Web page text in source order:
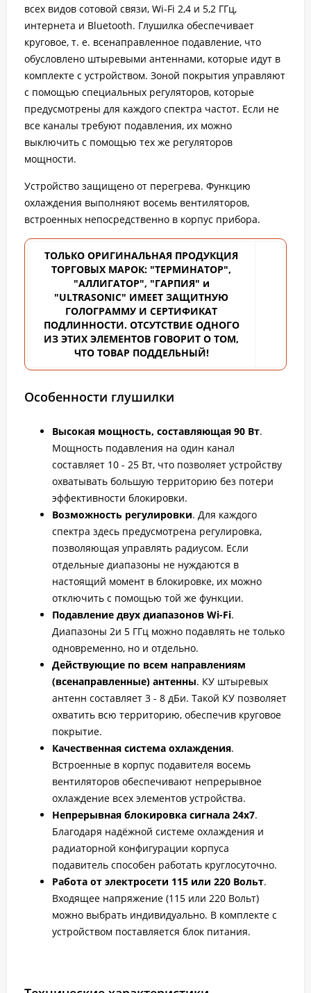
всех видов сотовой связи, Wi-Fi 2,4 и 5,2 ГГц,
интернета и Bluetooth. Глушилка обеспечивает
круговое, т. е. всенаправленное подавление, что
обусловлено штыревыми антеннами, которые идут в
комплекте с устройством. Зоной покрытия управляют
с помощью специальных регуляторов, которые
предусмотрены для каждого спектра частот. Если не
все каналы требуют подавления, их можно
выключить с помощью тех же регуляторов
мощности.
Устройство защищено от перегрева. Функцию
охлаждения выполняют восемь вентиляторов,
встроенных непосредственно в корпус прибора.
ТОЛЬКО ОРИГИНАЛЬНАЯ ПРОДУКЦИЯ
ТОРГОВЫХ МАРОК: "ТЕРМИНАТОР",
"АЛЛИГАТОР", "ГАРПИЯ" и
"ULTRASONIC" ИМЕЕТ ЗАЩИТНУЮ
ГОЛОГРАММУ И СЕРТИФИКАТ
ПОДЛИННОСТИ. ОТСУТСТВИЕ ОДНОГО
ИЗ ЭТИХ ЭЛЕМЕНТОВ ГОВОРИТ О ТОМ,
ЧТО ТОВАР ПОДДЕЛЬНЫЙ!
Особенности глушилки
Высокая мощность, составляющая 90 Вт.
Мощность подавления на один канал
составляет 10 - 25 Вт, что позволяет устройству
охватывать большую территорию без потери
эффективности блокировки.
Возможность регулировки. Для каждого
спектра здесь предусмотрена регулировка,
позволяющая управлять радиусом. Если
отдельные диапазоны не нуждаются в
настоящий момент в блокировке, их можно
отключить с помощью той же функции.
Подавление двух диапазонов Wi-Fi.
Диапазоны 2и 5 ГГц можно подавлять не только
одновременно, но и отдельно.
Действующие по всем направлениям
(всенаправленные) антенны. КУ штыревых
антенн составляет 3 - 8 дБи. Такой КУ позволяет
охватить всю территорию, обеспечив круговое
покрытие.
Качественная система охлаждения.
Встроенные в корпус подавителя восемь
вентиляторов обеспечивают непрерывное
охлаждение всех элементов устройства.
Непрерывная блокировка сигнала 24х7.
Благодаря надёжной системе охлаждения и
радиаторной конфигурации корпуса
подавитель способен работать круглосуточно.
Работа от электросети 115 или 220 Вольт.
Входящее напряжение (115 или 220 Вольт)
можно выбрать индивидуально. В комплекте с
устройством поставляется блок питания.